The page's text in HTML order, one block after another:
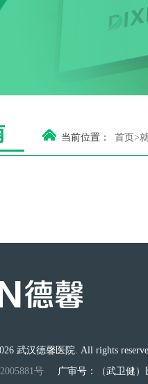
当前位置： 首页>
武汉德馨医院. All rights
号 广审号：（武卫健）